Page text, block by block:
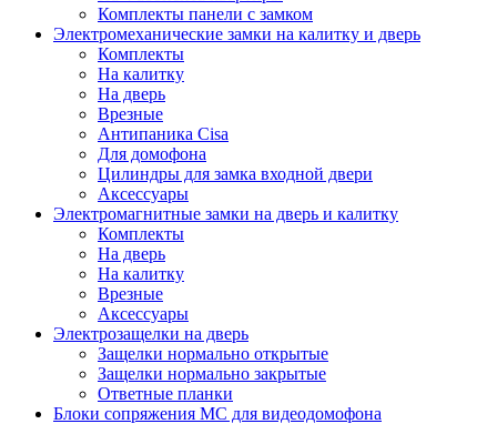
Комплекты панели с замком
Электромеханические замки на калитку и дверь
Комплекты
На калитку
На дверь
Врезные
Антипаника Cisa
Для домофона
Цилиндры для замка входной двери
Аксессуары
Электромагнитные замки на дверь и калитку
Комплекты
На дверь
На калитку
Врезные
Аксессуары
Электрозащелки на дверь
Защелки нормально открытые
Защелки нормально закрытые
Ответные планки
Блоки сопряжения МС для видеодомофона